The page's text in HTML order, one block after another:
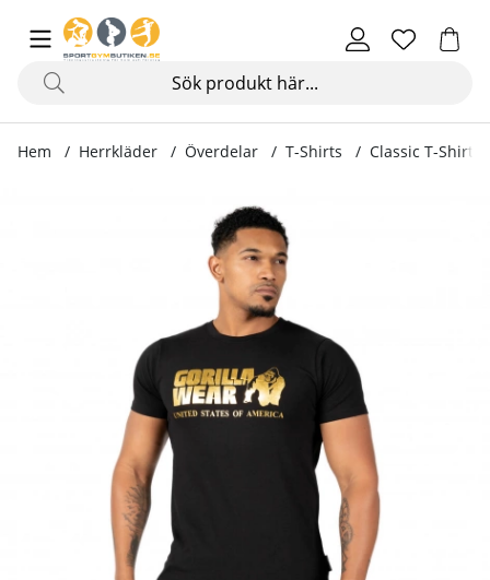
Hem Herrkläder Överdelar T-Shirts Classic T-Shirt,
Produktbilder Classic T-Shirt, black/gold